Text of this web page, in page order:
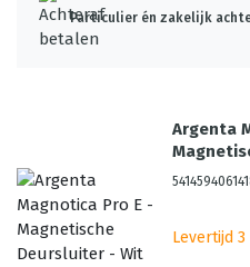
Particulier én zakelijk
Argenta
Levertijd